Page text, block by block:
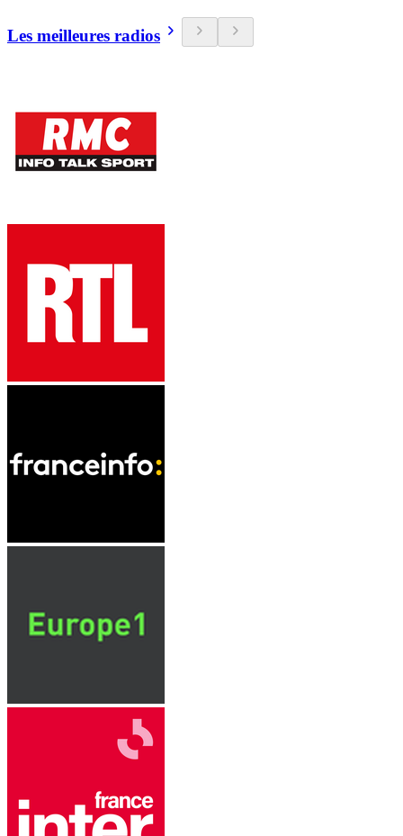
Les meilleures radios